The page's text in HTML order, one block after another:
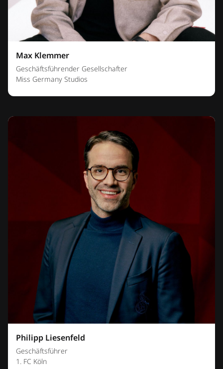
Max Klemmer
Geschäftsführender Gesellschafter
Miss Germany Studios
Philipp Liesenfeld
Geschäftsführer
1. FC Köln